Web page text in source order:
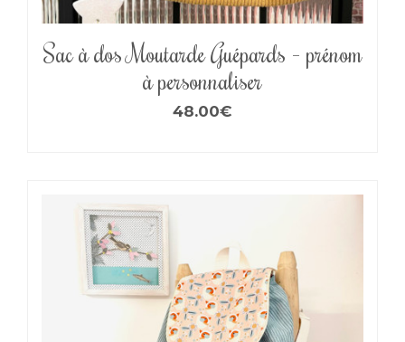
Sac à dos Moutarde Guépards – prénom
à personnaliser
48.00€